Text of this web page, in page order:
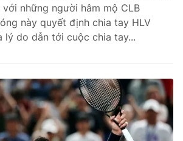
những người hâm mộ CLB
này quyết định chia tay HLV
lý do dẫn tới cuộc chia tay...